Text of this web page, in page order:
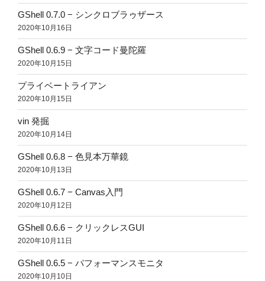
GShell 0.7.0 − シンクロブラゥザース
2020年10月16日
GShell 0.6.9 − 文字コード曼陀羅
2020年10月15日
プライベートライアン
2020年10月15日
vin 発掘
2020年10月14日
GShell 0.6.8 − 色見本万華鏡
2020年10月13日
GShell 0.6.7 − Canvas入門
2020年10月12日
GShell 0.6.6 − クリックレスGUI
2020年10月11日
GShell 0.6.5 − パフォーマンスモニタ
2020年10月10日